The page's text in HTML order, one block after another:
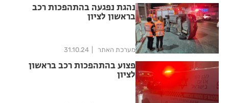
נהגת נפגעה בהתהפכות רכב
בראשון לציון
מערכת האתר 31.10.24
פצוע בהתהפכות רכב בראשון
לציון